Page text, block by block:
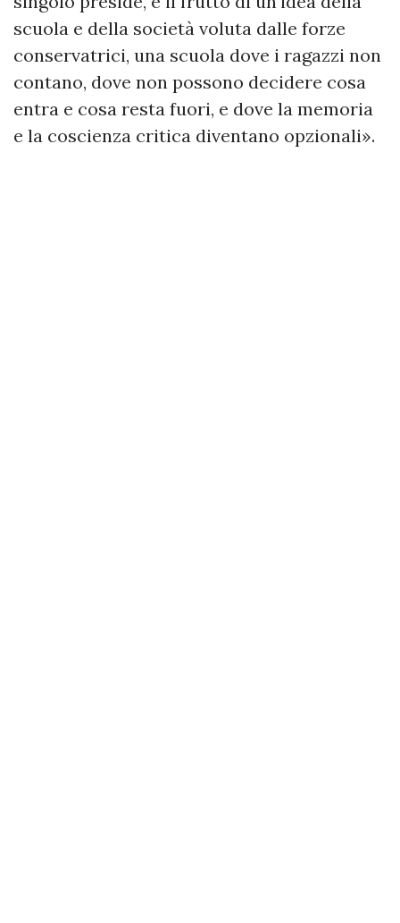
scuola e della società voluta dalle forze
conservatrici, una scuola dove i ragazzi non
contano, dove non possono decidere cosa
entra e cosa resta fuori, e dove la memoria
e la coscienza critica diventano opzionali».